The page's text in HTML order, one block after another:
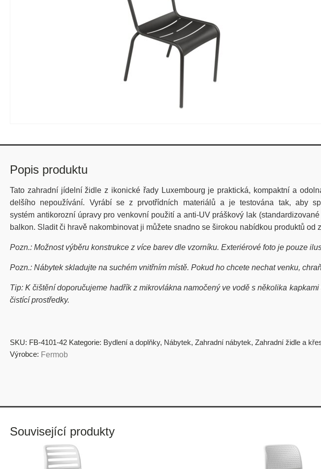
Popis produktu
Tato zahradní jídelní židle z ikonické řady Luxembourg je praktická, kompaktní a
delšího nepoužívání. Vyrábí se z prvotřídních materiálů a je testována tak, aby
systém antikorozní úpravypro venkovní použití a anti-UV práškový lak
balkon. Sladit či hravě nakombinovat ji můžete snadno se širokou nabídkou produktů od
Pozn.: Možnost výběru konstrukce z více barev dle vzorníku. Exteriérové foto je pouze
Pozn.: Nábytek skladujte na suchém vnitřním místě. Pokud ho chcete nechat venku,
Tip: K čištění doporučujeme hadřík z mikrovlákna namočený ve vodě s několika
čistící prostředky.
SKU: FB-4101-42 Kategorie: Bydlení a doplňky, Nábytek, Zahradní nábytek, Zahradní židle a
Výrobce: Fermob
Související produkty